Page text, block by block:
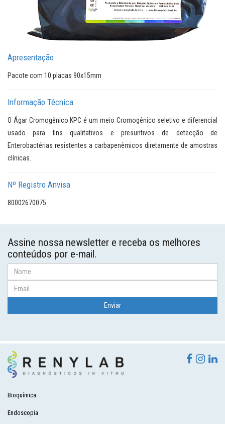
Apresentação
Pacote com 10 placas 90x15mm
Informação Técnica
O Ágar Cromogênico KPC é um meio Cromogênico seletivo e diferencial
usado para fins qualitativos e presuntivos de detecção de
Enterobactérias resistentes a carbapenêmicos diretamente de amostras
clínicas.
Nº Registro Anvisa
80002670075
Assine nossa newsletter e receba os melhores
conteúdos por e-mail.
Bioquímica
Endoscopia